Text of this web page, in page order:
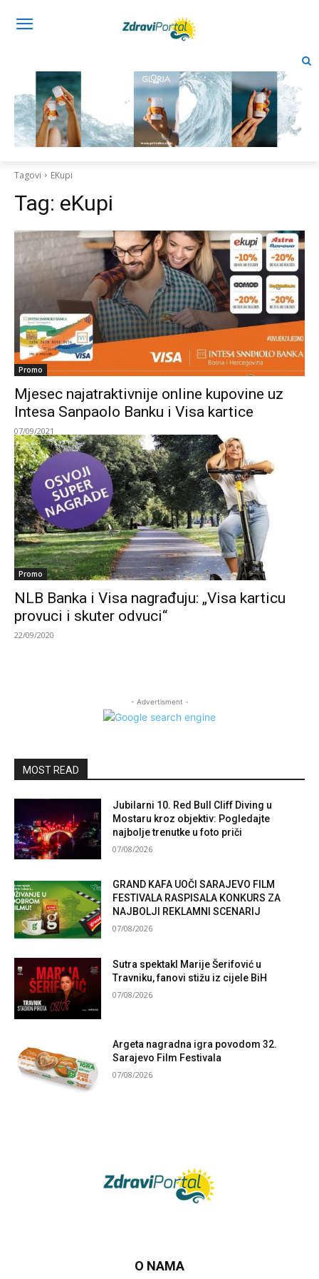
Tagovi EKupi
Tag: eKupi
Promo
Mjesec najatraktivnije online kupovine uz
Intesa Sanpaolo Banku i Visa kartice
07/09/2021
Promo
NLB Banka i Visa nagrađuju: „Visa karticu
provuci i skuter odvuci“
22/09/2020
- Advertisment -
MOST READ
Jubilarni 10. Red Bull Cliff Diving u
Mostaru kroz objektiv: Pogledajte
najbolje trenutke u foto priči
07/08/2026
GRAND KAFA UOČI SARAJEVO FILM
FESTIVALA RASPISALA KONKURS ZA
NAJBOLJI REKLAMNI SCENARIJ
07/08/2026
Sutra spektakl Marije Šerifović u
Travniku, fanovi stižu iz cijele BiH
07/08/2026
Argeta nagradna igra povodom 32.
Sarajevo Film Festivala
07/08/2026
O NAMA